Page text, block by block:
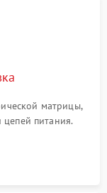
матрицы,
питания.
памяти и
компонентов